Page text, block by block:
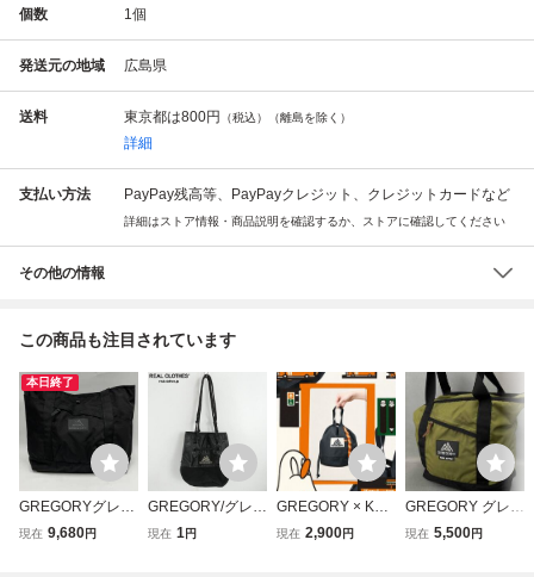
個数 1個
発送元の地域 広島県
送料 東京都は800円 （税込）（離島を除く）
詳細
支払い方法 PayPay残高等、PayPayクレジット、クレジットカードなど
詳細はストア情報・商品説明を確認するか、ストアに確認してください
その他の情報
この商品も注目されています
本日終了
GREGORYグレゴ
リー／144-1-0440
現在 9,680円
GREGORY/グレゴ
リー フリークスス
現在 1円
GREGORY × KOI
CHI YAIRI / CINC
現在 2,900円
GREGORY グレゴ
リー フィールドサ
現在 5,500円